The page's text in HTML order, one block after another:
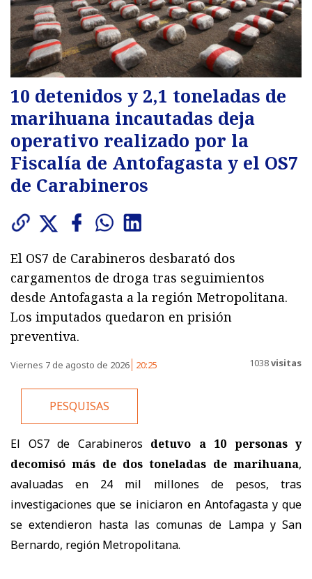
10 detenidos y 2,1 toneladas de
marihuana incautadas deja
operativo realizado por la
Fiscalía de Antofagasta y el OS7
de Carabineros
El OS7 de Carabineros desbarató dos
cargamentos de droga tras seguimientos
desde Antofagasta a la región Metropolitana.
Los imputados quedaron en prisión
preventiva.
Viernes 7 de agosto de 2026 20:25 1038visitas
PESQUISAS
El OS7 de Carabineros detuvo a 10 personas y
decomisó más de dos toneladas de marihuana,
avaluadas en 24 mil millones de pesos, tras
investigaciones que se iniciaron en Antofagasta y que
se extendieron hasta las comunas de Lampa y San
Bernardo, región Metropolitana.